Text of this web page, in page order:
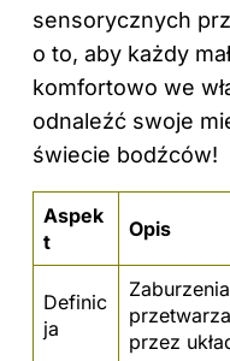
sensorycznych
o to, aby każdy
komfortowo we
odnaleźć swoje
świecie bodźców!
Aspek
t
Opis
Definic
ja
przez